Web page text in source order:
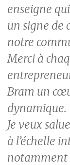
enseigne
un signe de
notre
Merci à
Bram un
dynamique.
Je veux
à l’échelle
notamment